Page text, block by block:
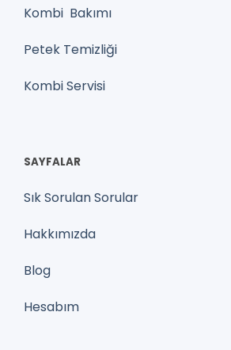
Kombi Bakımı
Petek Temizliği
Kombi Servisi
SAYFALAR
Sık Sorulan Sorular
Hakkımızda
Blog
Hesabım